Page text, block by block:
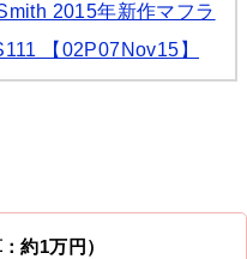
2015年新作マフラ
【02P07Nov15】
約1万円）